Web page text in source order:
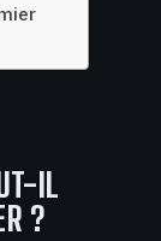
IL
?